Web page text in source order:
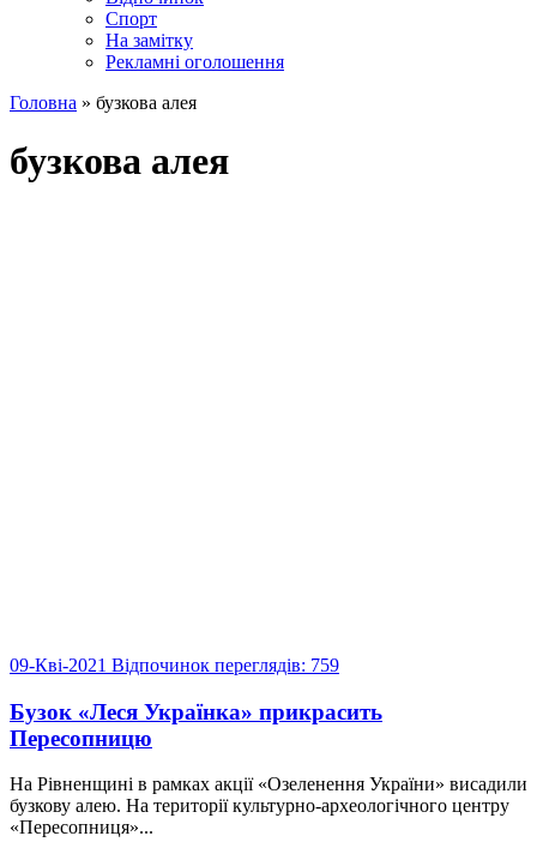
Спорт
На замітку
Рекламні оголошення
Головна » бузкова алея
бузкова алея
09-Кві-2021 Відпочинок переглядів: 759
Бузок «Леся Українка» прикрасить
Пересопницю
На Рівненщині в рамках акції «Озеленення України» висадили
бузкову алею. На території культурно-археологічного центру
«Пересопниця»...